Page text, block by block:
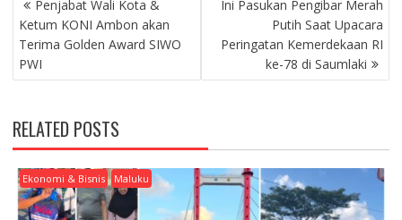
O
S
T
N
V
I
G
A
T
Penjabat Wali Kota &
Ketum KONI Ambon akan
Terima Golden Award SIWO
PWI
Ini Pasukan Pengibar Merah
Putih Saat Upacara
Peringatan Kemerdekaan RI
ke-78 di Saumlaki
RELATED POSTS
Ekonomi & Bisnis Maluku